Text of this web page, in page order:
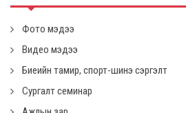
Фото мэдээ
Видео мэдээ
Биеийн тамир, спорт-шинэ сэргэлт
Сургалт семинар